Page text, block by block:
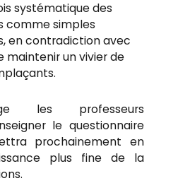
systématique des
comme simples
en contradiction avec
maintenir un vivier de
les professeurs
le questionnaire
prochainement en
plus fine de la